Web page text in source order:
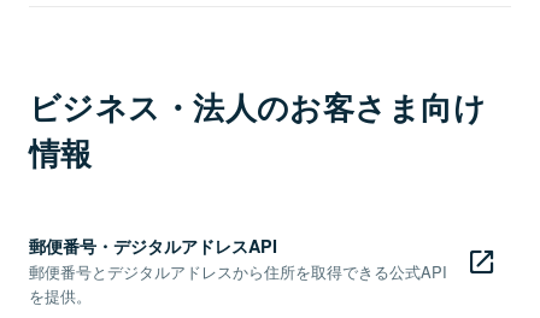
ビジネス・法人のお客さま向け
情報
郵便番号・デジタルアドレスAPI
郵便番号とデジタルアドレスから住所を取得できる公式API
を提供。